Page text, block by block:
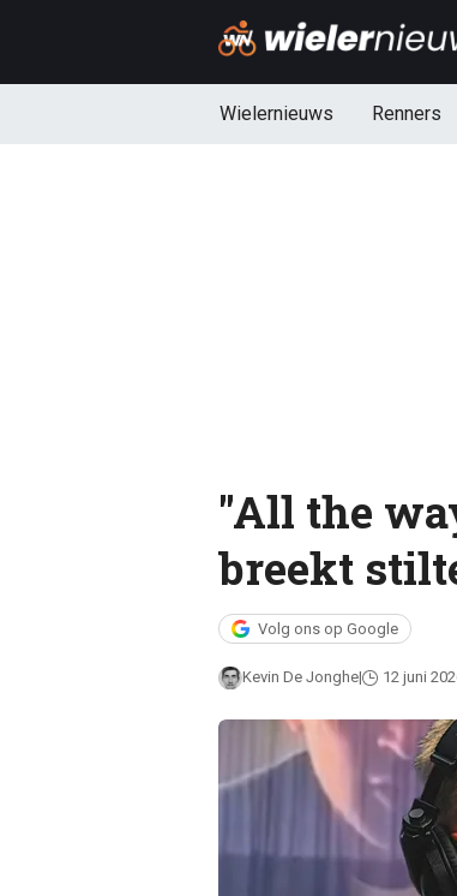
Wielernieuws Renners
"All the
breekt
Volg ons op Google
Kevin De Jonghe 12 juni